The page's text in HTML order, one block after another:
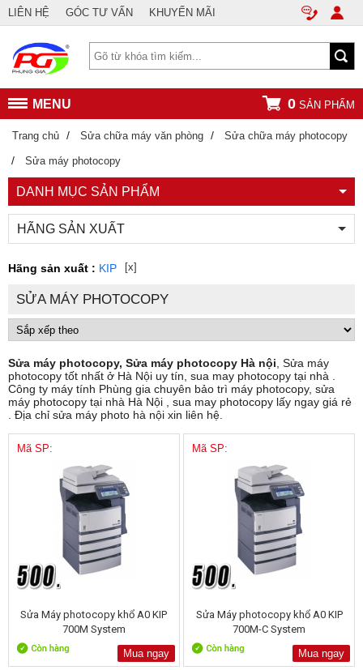
LIÊN HỆ GÓC TƯ VẤN KHUYẾN MÃI
MENU 0 SẢN PHẨM
Trang chủ / Sửa chữa máy văn phòng / Sửa chữa máy photocopy
/ Sửa máy photocopy
DANH MỤC SẢN PHẨM
HÃNG SẢN XUẤT
Hãng sản xuất : KIP [x]
SỬA MÁY PHOTOCOPY
Sửa máy photocopy, Sửa máy photocopy Hà nội , Sửa máy
photocopy tốt nhất ở Hà Nội uy tín, sua may photocopy tại nhà .
Công ty máy tính Phùng gia chuyên bảo trì máy photocopy, sửa
máy photocopy tại nhà Hà Nội , sua may photocopy lấy ngay giá rẻ
. Địa chỉ sửa máy photo hà nội xin liên hệ.
Mã SP:
Sửa Máy photocopy khổ A0 KIP
700M System
Mua ngay
Mã SP:
Sửa Máy photocopy khổ A0 KIP
700M-C System
Mua ngay